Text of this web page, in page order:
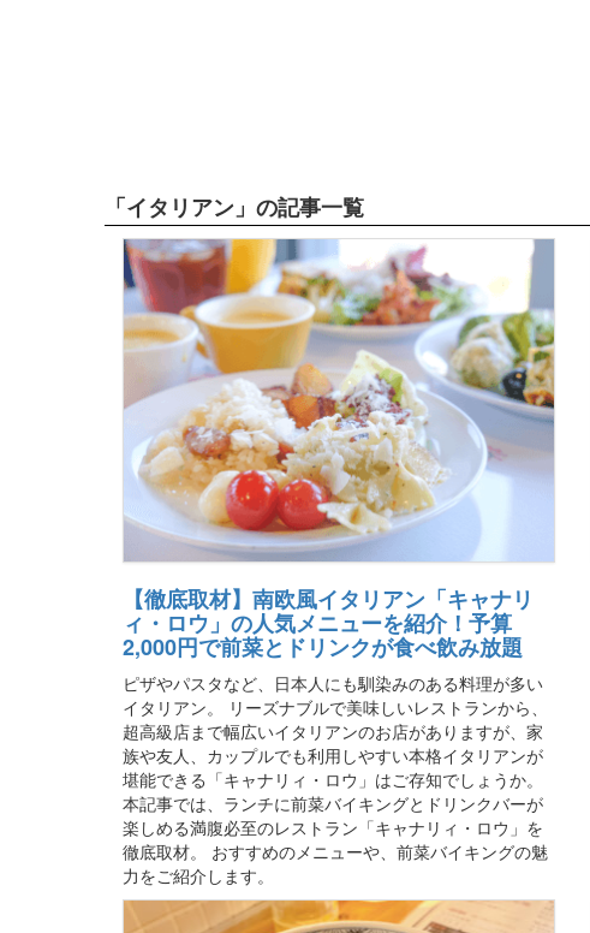
「イタリアン」の記事一覧
【徹底取材】南欧風イタリアン「キャナリ
ィ・ロウ」の人気メニューを紹介！予算
2,000円で前菜とドリンクが食べ飲み放題
ピザやパスタなど、日本人にも馴染みのある料理が多い
イタリアン。 リーズナブルで美味しいレストランから、
超高級店まで幅広いイタリアンのお店がありますが、家
族や友人、カップルでも利用しやすい本格イタリアンが
堪能できる「キャナリィ・ロウ」はご存知でしょうか。
本記事では、ランチに前菜バイキングとドリンクバーが
楽しめる満腹必至のレストラン「キャナリィ・ロウ」を
徹底取材。 おすすめのメニューや、前菜バイキングの魅
力をご紹介します。